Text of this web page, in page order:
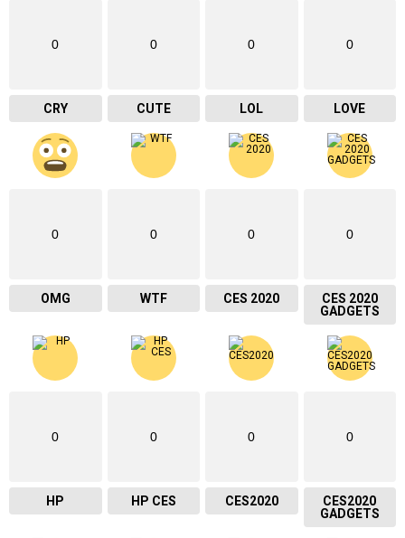
0
CRY
0
CUTE
0
LOL
0
LOVE
0
OMG
0
WTF
0
CES 2020
0
CES 2020
GADGETS
0
HP
0
HP CES
0
CES2020
0
CES2020
GADGETS